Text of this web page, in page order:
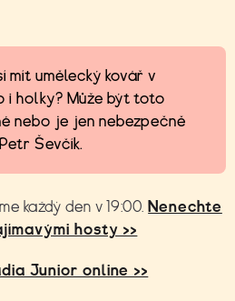
mít umělecký kovář v
i holky? Může být toto
nebo je jen nebezpečně
Ševčík.
každý den v 19:00.Nenechte
hosty >>
Junior online >>